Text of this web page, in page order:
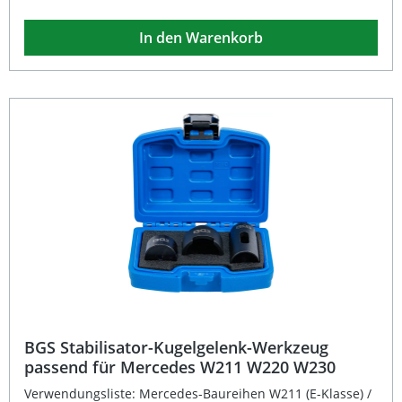
und zuverlässigen Halt auch bei anspruchsvollen
Arbeiten. Der Antrieb erfolgt komfortabel über einen 17
mm Sechskant-Einsatz, wodurch sich das Werkzeug
einfach und präzise bedienen lässt. Mit einer
50 bis 80 mm bietet der Ausdrücker hohe Flexibilität im
täglichen Werkstatteinsatz. Universell einsetzbar für Pkw
und Kleintransporter 2-stufig verstellbare Konstruktion für
verschiedene Gelenkgrößen Massive und stabile
Ausführung für langlebigen Einsatz 17 mm Sechskant-
Antrieb für einfaches Arbeiten Spannweite von 50–80 mm
und Hakenfußöffnung 21 mm Lieferumfang: 1x BGS
Kugelgelenk-Ausdrücker 21 mm
In den Warenkorb
BGS Stabilisator-Kugelgelenk-Werkzeug
passend für Mercedes W211 W220 W230
Verwendungsliste: Mercedes-Baureihen W211 (E-Klasse) /